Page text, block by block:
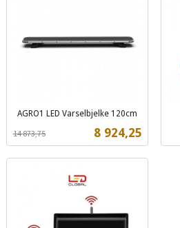
AGRO1 LED Varselbjelke 120cm
Tilbud
8 924,25
14 873,75
mva.